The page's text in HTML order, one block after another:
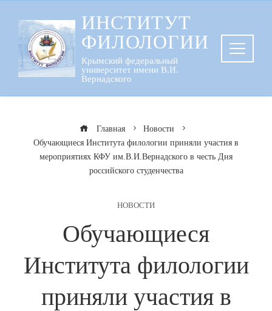
содержанию
ИНСТИТУТ
ФИЛОЛОГИИ
Крымский федеральный
университет имени В.И.
Вернадского
Главная
Новости
Обучающиеся Института филологии приняли участия в
мероприятиях КФУ им.В.И.Вернадского в честь Дня
российского студенчества
НОВОСТИ
Обучающиеся
Института филологии
приняли участия в